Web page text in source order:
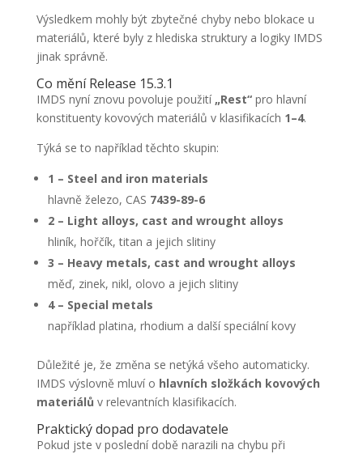
Výsledkem mohly být zbytečné chyby nebo blokace u
materiálů, které byly z hlediska struktury a logiky IMDS
jinak správně.
Co mění Release 15.3.1
IMDS nyní znovu povoluje použití „Rest“pro hlavní
konstituenty kovových materiálů v klasifikacích 1–4.
Týká se to například těchto skupin:
1 – Steel and iron materials
hlavně železo, CAS 7439-89-6
2 – Light alloys, cast and wrought alloys
hliník, hořčík, titan a jejich slitiny
3 – Heavy metals, cast and wrought alloys
měď, zinek, nikl, olovo a jejich slitiny
4 – Special metals
například platina, rhodium a další speciální kovy
Důležité je, že změna se netýká všeho automaticky.
IMDS výslovně mluví o hlavních složkách kovových
materiálů v relevantních klasifikacích.
Praktický dopad pro dodavatele
Pokud jste v poslední době narazili na chybu při